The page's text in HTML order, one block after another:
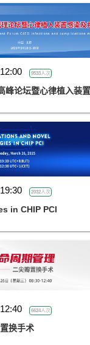
9533人次
峰论坛暨心律植入装
2032人次
in CHIP PCI
6624人次
换手术